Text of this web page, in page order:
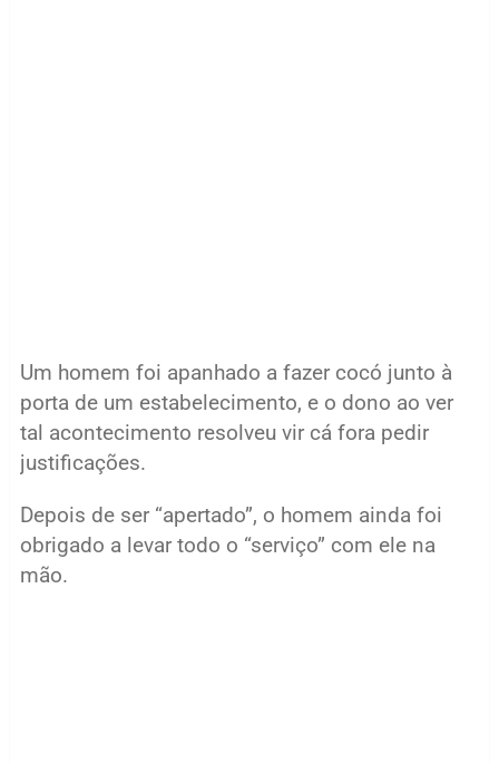
Um homem foi apanhado a fazer cocó junto à
porta de um estabelecimento, e o dono ao ver
tal acontecimento resolveu vir cá fora pedir
justificações.
Depois de ser “apertado”, o homem ainda foi
obrigado a levar todo o “serviço” com ele na
mão.